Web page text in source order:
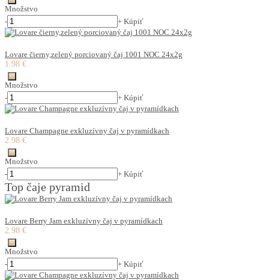
Množstvo
-
+ Kúpiť
Lovare čierny,zelený porciovaný čaj 1001 NOC 24x2g
1.98 €
Množstvo
-
+ Kúpiť
Lovare Champagne exkluzívny čaj v pyramídkach
2.98 €
Množstvo
-
+ Kúpiť
Top čaje pyramid
Lovare Berry Jam exkluzívny čaj v pyramídkach
2.98 €
Množstvo
-
+ Kúpiť